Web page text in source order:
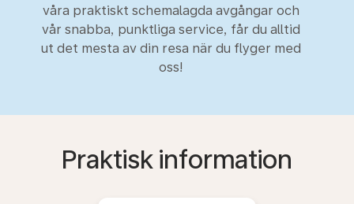
våra praktiskt schemalagda avgångar och
vår snabba, punktliga service, får du alltid
ut det mesta av din resa när du flyger med
oss!
Praktisk information